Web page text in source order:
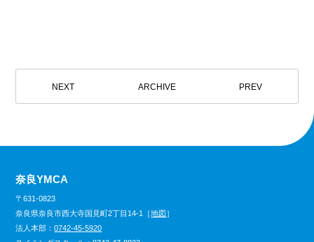
NEXT ARCHIVE PREV
奈良YMCA
〒631-0823
奈良県奈良市西大寺国見町2丁目14-1［地図］
法人本部：0742-45-5920